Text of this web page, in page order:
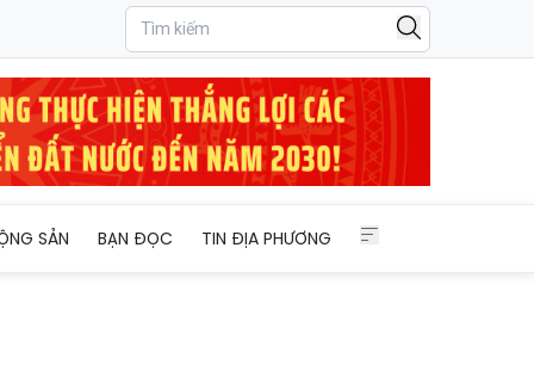
SẢN BẠN ĐỌC TIN ĐỊA PHƯƠNG